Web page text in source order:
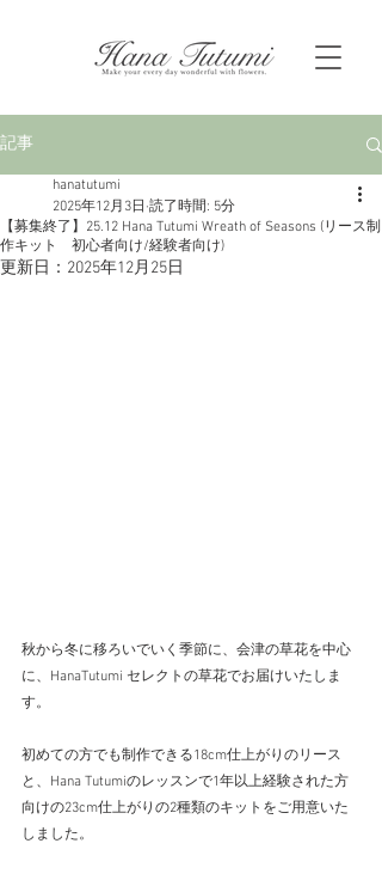
記事
【募集終了】25.12 Hana Tutumi Wreath of Seasons (リース制
作キット 初心者向け/経験者向け)
hanatutumi
2025年12月3日 読了時間: 5分
更新日： 2025年12月25日
秋から冬に移ろいでいく季節に、会津の草花を中心
に、HanaTutumi セレクトの草花でお届けいたしま
す。
初めての方でも制作できる18cm仕上がりのリース
と、Hana Tutumiのレッスンで1年以上経験された方
向けの23cm仕上がりの2種類のキットをご用意いた
しました。